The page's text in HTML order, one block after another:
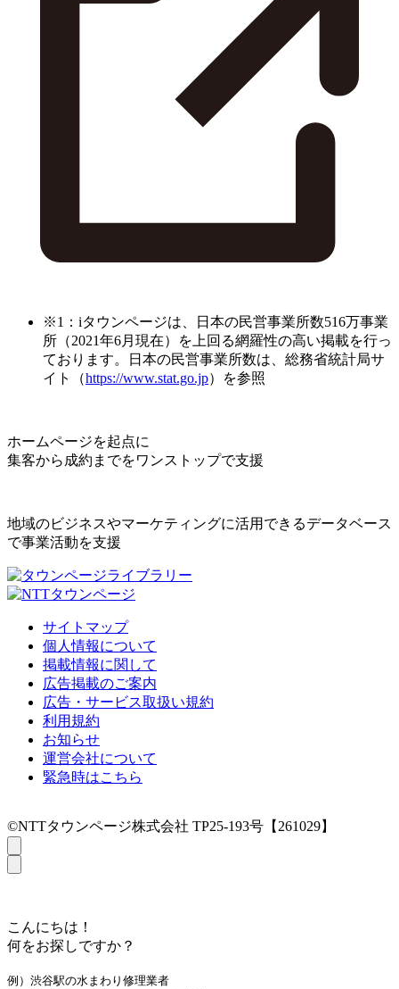
※1：iタウンページは、日本の民営事業所数516万事業
所（2021年6月現在）を上回る網羅性の高い掲載を行っ
ております。日本の民営事業所数は、総務省統計局サ
イト（https://www.stat.go.jp）を参照
ホームページを起点に
集客から成約までをワンストップで支援
地域のビジネスやマーケティングに活用できるデータベース
で事業活動を支援
サイトマップ
個人情報について
掲載情報に関して
広告掲載のご案内
広告・サービス取扱い規約
利用規約
お知らせ
運営会社について
緊急時はこちら
©NTTタウンページ株式会社 TP25-193号【261029】
こんにちは！
何をお探しですか？
例）渋谷駅の水まわり修理業者